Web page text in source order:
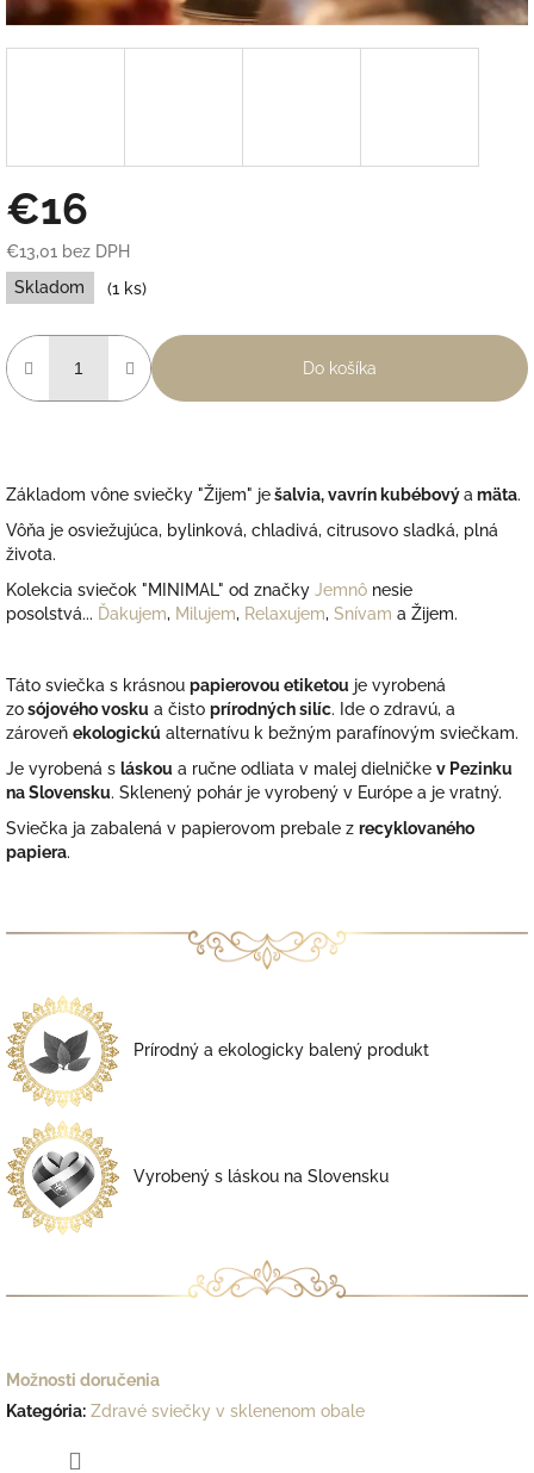
€16
€13,01 bez DPH
Jednotková
cena:
Skladom (1 ks)
Do košíka
Základom vône sviečky "Žijem" ješalvia, vavrín kubébovýamäta.
Vôňa je osviežujúca, bylinková, chladivá, citrusovo sladká, plná
života.
Kolekcia sviečok "MINIMAL" od značky Jemnô nesie
posolstvá... Ďakujem, Milujem, Relaxujem, Snívam a Žijem.
Táto sviečka s krásnou papierovou etiketou je vyrobená
zosójového vosku a čisto prírodných silíc. Ide o zdravú, a
zároveň ekologickú alternatívu k bežným parafínovým sviečkam.
Je vyrobená s láskou a ručne odliata v malej dielničke v Pezinku
na Slovensku. Sklenený pohár je vyrobený v Európe a je vratný.
Sviečka ja zabalená v papierovom prebale z recyklovaného
papiera.
Prírodný a ekologicky balený produkt
Vyrobený s láskou na Slovensku
Možnosti doručenia
Kategória: Zdravé sviečky v sklenenom obale